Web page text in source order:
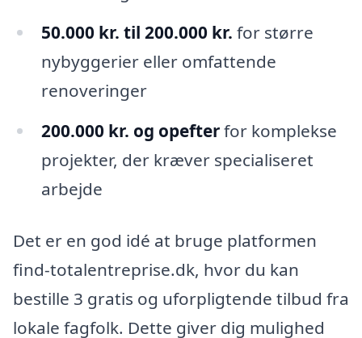
50.000 kr. til 200.000 kr. for større
nybyggerier eller omfattende
renoveringer
200.000 kr. og opefterfor komplekse
projekter, der kræver specialiseret
arbejde
Det er en god idé at bruge platformen
find-totalentreprise.dk, hvor du kan
bestille 3 gratis og uforpligtende tilbud fra
lokale fagfolk. Dette giver dig mulighed